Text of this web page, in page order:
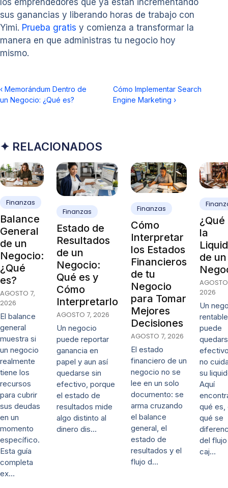
sus ganancias y liberando horas de trabajo con
Yimi. Prueba gratis y comienza a transformar la
manera en que administras tu negocio hoy
mismo.
‹ Memorándum Dentro de
un Negocio: ¿Qué es?
Cómo Implementar Search
Engine Marketing ›
✦ RELACIONADOS
Finanzas
Balance
General
de un
Negocio:
¿Qué
es?
AGOSTO 7,
2026
El balance
general
muestra si
un negocio
realmente
tiene los
recursos
para cubrir
sus deudas
en un
momento
específico.
Esta guía
completa
ex…
Finanzas
Estado de
Resultados
de un
Negocio:
Qué es y
Cómo
Interpretarlo
AGOSTO 7, 2026
Un negocio
puede reportar
ganancia en
papel y aun así
quedarse sin
efectivo, porque
el estado de
resultados mide
algo distinto al
dinero dis…
Finanzas
Cómo
Interpretar
los Estados
Financieros
de tu
Negocio
para Tomar
Mejores
Decisiones
AGOSTO 7, 2026
El estado
financiero de un
negocio no se
lee en un solo
documento: se
arma cruzando
el balance
general, el
estado de
resultados y el
flujo d…
¿Qué
la
de un
2026
Un
rentable
puede
no
su
Aquí
qué es,
qué se
del
caj…